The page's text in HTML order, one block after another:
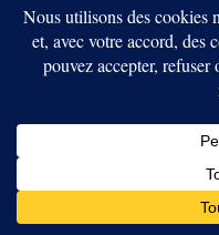
environnementaux,
Yaoundé veut que l’or
seulement pour ceux
Le test sera
le terrain